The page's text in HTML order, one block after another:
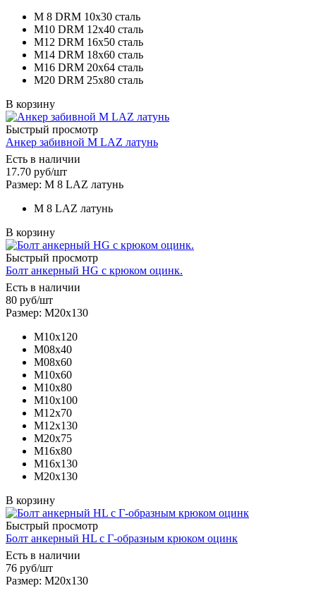
M 8 DRM 10х30 сталь
M10 DRM 12х40 сталь
M12 DRM 16х50 сталь
M14 DRM 18х60 сталь
M16 DRM 20х64 сталь
M20 DRM 25х80 сталь
В корзину
Быстрый просмотр
Анкер забивной M LAZ латунь
Есть в наличии
17.70 руб/шт
Размер: M 8 LAZ латунь
M 8 LAZ латунь
В корзину
Быстрый просмотр
Болт анкерный HG с крюком оцинк.
Есть в наличии
80 руб/шт
Размер: М20х130
М10х120
М08х40
М08х60
М10х60
М10х80
М10х100
М12х70
М12х130
М20х75
М16х80
М16х130
М20х130
В корзину
Быстрый просмотр
Болт анкерный HL с Г-образным крюком оцинк
Есть в наличии
76 руб/шт
Размер: М20х130